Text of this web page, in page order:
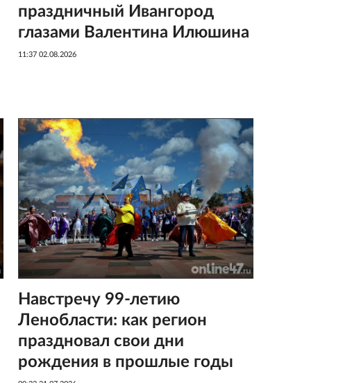
праздничный Ивангород
глазами Валентина Илюшина
11:37 02.08.2026
Навстречу 99-летию
Ленобласти: как регион
праздновал свои дни
рождения в прошлые годы